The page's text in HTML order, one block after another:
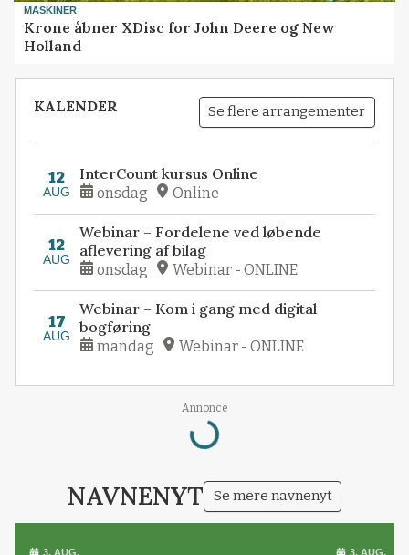
MASKINER
Krone åbner XDisc for John Deere og New
Holland
KALENDER Se flere arrangementer
12
AUG
InterCount kursus Online
onsdag Online
12
AUG
Webinar – Fordelene ved løbende
aflevering af bilag
onsdag Webinar - ONLINE
17
AUG
Webinar – Kom i gang med digital
bogføring
mandag Webinar - ONLINE
Annonce
Loading...
NAVNENYT Se mere navnenyt
3. AUG. 3. AUG.